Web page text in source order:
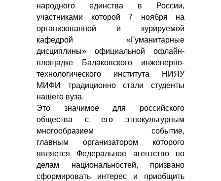
народного единства в России,
участниками которой 7 ноября на
организованной и курируемой
кафедрой «Гуманитарные
дисциплины» официальной офлайн-
площадке Балаковского инженерно-
технологического института НИЯУ
МИФИ традиционно стали студенты
нашего вуза.
Это значимое для российского
общества с его этнокультурным
многообразием событие,
главным организатором которого
является Федеральное агентство по
делам национальностей, призвано
сформировать интерес и приобщить